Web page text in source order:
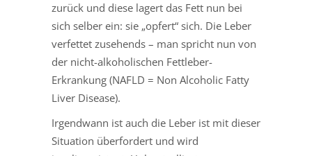
zurück und diese lagert das Fett nun bei
sich selber ein: sie „opfert“ sich. Die Leber
verfettet zusehends – man spricht nun von
der nicht-alkoholischen Fettleber-
Erkrankung (NAFLD = Non Alcoholic Fatty
Liver Disease).
Irgendwann ist auch die Leber ist mit dieser
Situation überfordert und wird